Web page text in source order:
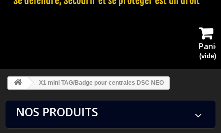
(vide)
X1 mini TAG/Badge pour centrales DSC NEO
NOS PRODUITS